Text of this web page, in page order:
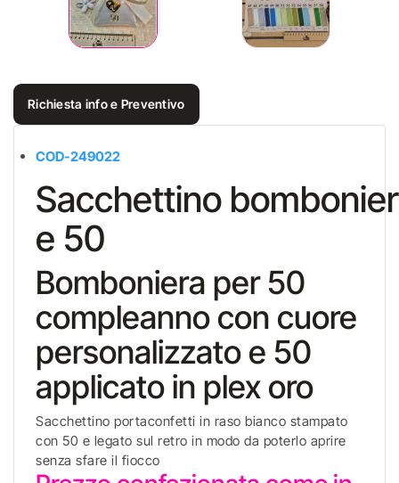
Richiesta info e Preventivo
COD-249022
Sacchettino
e 50
Bomboniera per 50
compleanno con cuore
personalizzato e 50
applicato in plex oro
Sacchettino portaconfetti in raso bianco stampato
con 50 e legato sul retro in modo da poterlo aprire
senza sfare il fiocco